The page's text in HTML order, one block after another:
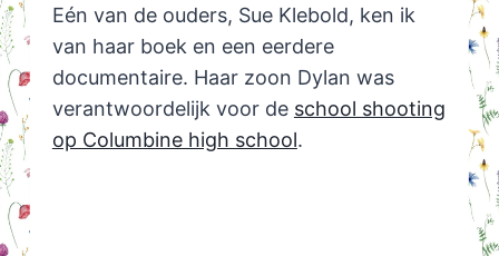
Eén van de ouders, Sue Klebold, ken ik
van haar boek en een eerdere
documentaire. Haar zoon Dylan was
verantwoordelijk voor de school shooting
op Columbine high school.